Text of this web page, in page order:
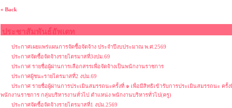
« Back
ประชาสัมพันธ์อัพเดท
ประกาศเผยแพร่แผนการจัดซื้อจัดจ้าง ประจำปีงบประมาณ พ.ศ.2569
ประกาศจัดซื้อจัดจ้างรายไตรมาสที่3งปม.69
ประกาศ รายชื่อผู้ผ่านการเลือกสรรเพื่อจัดจ้างเป็นพนักงานราชการ
ประกาศผู้ชนะรายไตรมาสที่2 งปม.69
ประกาศ รายชื่อผู้ผ่านการประเมินสมรรถนะครั้งที่ ๑ เพื่อมีสิทธิเข้ารับการประเมินสมรรถนะ ครั้ง
พนักงานราชการ กลุ่มบริหารงานทั่วไป ตำแหน่ง พนักงานบริหารทั่วไป(ครู)
ประกาศจัดซื้อจัดจ้างรายไตรมาสที่1 งปม.2569